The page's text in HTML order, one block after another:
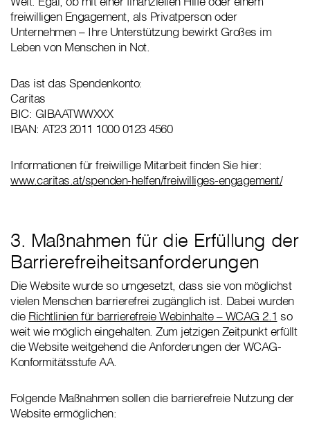
freiwilligen Engagement, als Privatperson oder
Unternehmen – Ihre Unterstützung bewirkt Großes im
Leben von Menschen in Not.
Das ist das Spendenkonto:
Caritas
BIC: GIBAATWWXXX
IBAN: AT23 2011 1000 0123 4560
Informationen für freiwillige Mitarbeit finden Sie hier:
www.caritas.at/spenden-helfen/freiwilliges-engagement/
3. Maßnahmen für die Erfüllung der
Barrierefreiheitsanforderungen
Die Website wurde so umgesetzt, dass sie von möglichst
vielen Menschen barrierefrei zugänglich ist. Dabei wurden
die Richtlinien für barrierefreie Webinhalte – WCAG 2.1 so
weit wie möglich eingehalten. Zum jetzigen Zeitpunkt erfüllt
die Website weitgehend die Anforderungen der WCAG-
Konformitätsstufe AA.
Folgende Maßnahmen sollen die barrierefreie Nutzung der
Website ermöglichen: